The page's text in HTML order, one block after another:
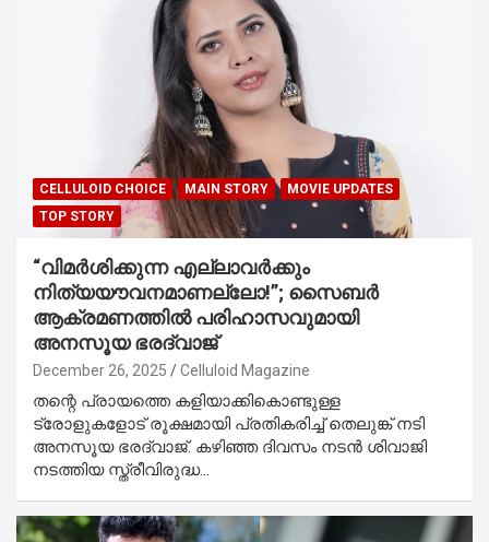
CELLULOID CHOICE MAIN STORY
MOVIE UPDATES
TOP STORY
“വിമർശിക്കുന്ന എല്ലാവർക്കും
നിത്യയൗവനമാണല്ലോ!”; സൈബർ
ആക്രമണത്തിൽ പരിഹാസവുമായി
അനസൂയ ഭരദ്വാജ്
December 26, 2025 Celluloid Magazine
തന്റെ പ്രായത്തെ കളിയാക്കികൊണ്ടുള്ള
ട്രോളുകളോട് രൂക്ഷമായി പ്രതികരിച്ച് തെലുങ്ക് നടി
അനസൂയ ഭരദ്വാജ്. കഴിഞ്ഞ ദിവസം നടൻ ശിവാജി
നടത്തിയ സ്ത്രീവിരുദ്ധ…